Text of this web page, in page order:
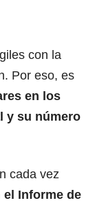
con la
. Por eso, es
en los
y su número
cada vez
el Informe de